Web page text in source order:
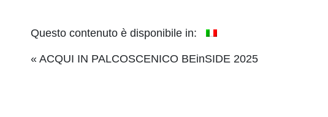
Questo contenuto è disponibile in:
Event
« ACQUI IN PALCOSCENICO BEinSIDE 2025